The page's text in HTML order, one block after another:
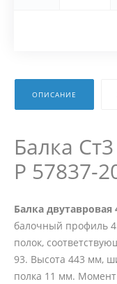
ОПИСАНИЕ
Балка
Р 57837-
Балка двутавровая
балочный профиль
полок,
93. Высота 443 мм,
полка 11 мм. Момент